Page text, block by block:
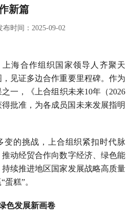
新篇
布时间：2025-09-02
上海合作组织国家领导人齐聚天
见证多边合作重要里程碑。作为
一，《上合组织未来10年（2026
批准，为各成员国未来发展指明
变的挑战，上合组织紧扣时代脉
动经贸合作向数字经济、绿色能
续推进地区国家发展战略高质量
糕”。
色发展新画卷